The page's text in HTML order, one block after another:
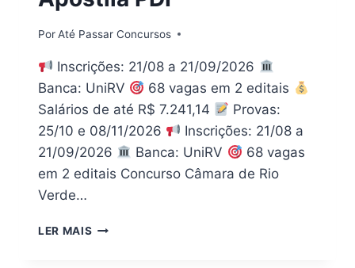
PorAté Passar Concursos
Inscrições: 21/08 a 21/09/2026
Banca: UniRV
68 vagas em 2 editais
Salários de até R$ 7.241,14
Provas:
25/10 e 08/11/2026
Inscrições: 21/08 a
21/09/2026
Banca: UniRV
68 vagas
em 2 editais Concurso Câmara de Rio
Verde…
LER MAIS CONCURSO